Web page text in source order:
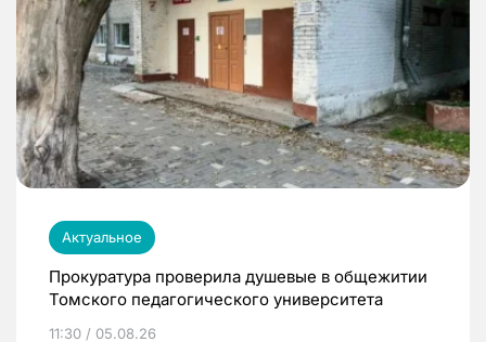
Актуальное
Прокуратура проверила душевые в общежитии
Томского педагогического университета
11:30 / 05.08.26